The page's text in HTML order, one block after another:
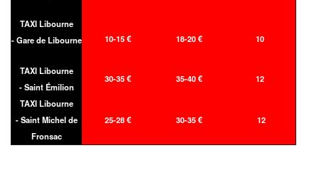
TAXI Libourne
- Gare de Libourne
10-15 € 18-20 € 10
TAXI Libourne
- Saint Émilion
30-35 € 35-40 € 12
TAXI Libourne
- Saint Michel de
Fronsac
25-28 € 30-35 € 12